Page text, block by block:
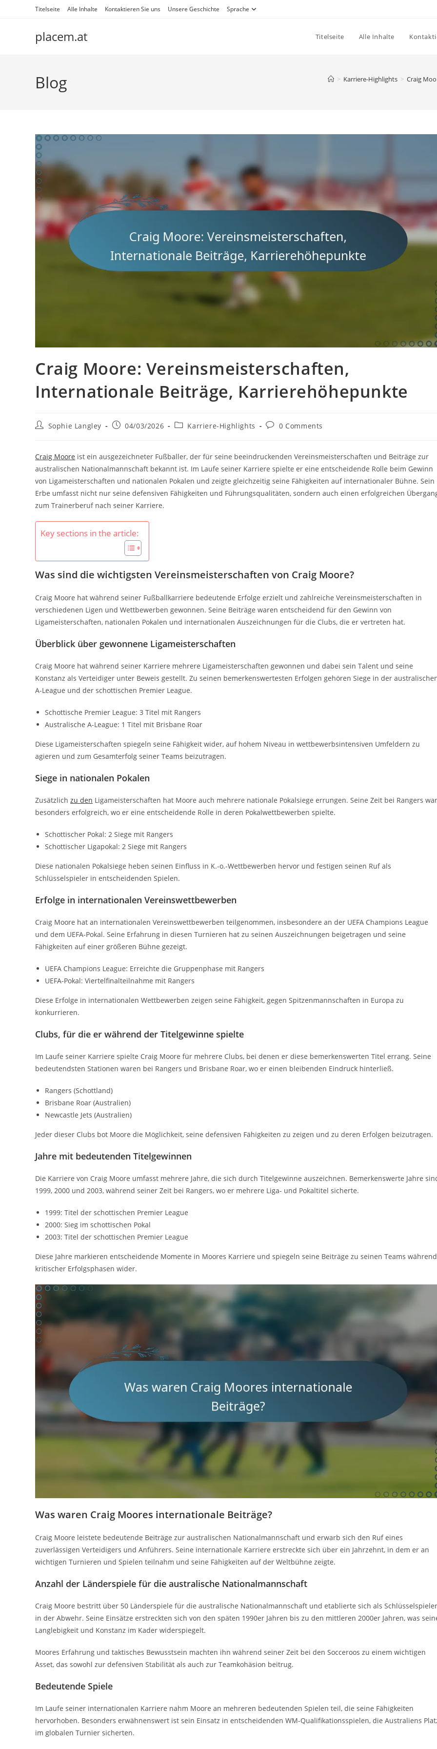
Titelseite Alle Inhalte Kontaktieren Sie uns Unsere Geschichte Sprache
placem.at Titelseite Alle Inhalte
Blog > Karriere-Highlights > Craig
Craig Moore: Vereinsmeisterschaften,
Internationale Beiträge, Karrierehöhepunkte
PostSophie Langley
Post04/03/2026
PostKarriere-Highlights
Post0 Comments
Craig Moore ist ein ausgezeichneter Fußballer, der für seine beeindruckenden Vereinsmeisterschaften und Beiträge zur
australischen Nationalmannschaft bekannt ist. Im Laufe seiner Karriere spielte er eine entscheidende Rolle beim Gewinn
von Ligameisterschaften und nationalen Pokalen und zeigte gleichzeitig seine Fähigkeiten auf internationaler Bühne. Sein
Erbe umfasst nicht nur seine defensiven Fähigkeiten und Führungsqualitäten, sondern auch einen erfolgreichen
zum Trainerberuf nach seiner Karriere.
Key sections in the article:
Was sind die wichtigsten Vereinsmeisterschaften von Craig Moore?
Craig Moore hat während seiner Fußballkarriere bedeutende Erfolge erzielt und zahlreiche Vereinsmeisterschaften in
verschiedenen Ligen und Wettbewerben gewonnen. Seine Beiträge waren entscheidend für den Gewinn von
Ligameisterschaften, nationalen Pokalen und internationalen Auszeichnungen für die Clubs, die er vertreten hat.
Überblick über gewonnene Ligameisterschaften
Craig Moore hat während seiner Karriere mehrere Ligameisterschaften gewonnen und dabei sein Talent und seine
Konstanz als Verteidiger unter Beweis gestellt. Zu seinen bemerkenswertesten Erfolgen gehören Siege in der
A-League und der schottischen Premier League.
Schottische Premier League: 3 Titel mit Rangers
Australische A-League: 1 Titel mit Brisbane Roar
Diese Ligameisterschaften spiegeln seine Fähigkeit wider, auf hohem Niveau in wettbewerbsintensiven Umfeldern zu
agieren und zum Gesamterfolg seiner Teams beizutragen.
Siege in nationalen Pokalen
Zusätzlich zu den Ligameisterschaften hat Moore auch mehrere nationale Pokalsiege errungen. Seine Zeit bei Rangers war
besonders erfolgreich, wo er eine entscheidende Rolle in deren Pokalwettbewerben spielte.
Schottischer Pokal: 2 Siege mit Rangers
Schottischer Ligapokal: 2 Siege mit Rangers
Diese nationalen Pokalsiege heben seinen Einfluss in K.-o.-Wettbewerben hervor und festigen seinen Ruf als
Schlüsselspieler in entscheidenden Spielen.
Erfolge in internationalen Vereinswettbewerben
Craig Moore hat an internationalen Vereinswettbewerben teilgenommen, insbesondere an der UEFA Champions League
und dem UEFA-Pokal. Seine Erfahrung in diesen Turnieren hat zu seinen Auszeichnungen beigetragen und seine
Fähigkeiten auf einer größeren Bühne gezeigt.
UEFA Champions League: Erreichte die Gruppenphase mit Rangers
UEFA-Pokal: Viertelfinalteilnahme mit Rangers
Diese Erfolge in internationalen Wettbewerben zeigen seine Fähigkeit, gegen Spitzenmannschaften in Europa zu
konkurrieren.
Clubs, für die er während der Titelgewinne spielte
Im Laufe seiner Karriere spielte Craig Moore für mehrere Clubs, bei denen er diese bemerkenswerten Titel errang. Seine
bedeutendsten Stationen waren bei Rangers und Brisbane Roar, wo er einen bleibenden Eindruck hinterließ.
Rangers (Schottland)
Brisbane Roar (Australien)
Newcastle Jets (Australien)
Jeder dieser Clubs bot Moore die Möglichkeit, seine defensiven Fähigkeiten zu zeigen und zu deren Erfolgen beizutragen.
Jahre mit bedeutenden Titelgewinnen
Die Karriere von Craig Moore umfasst mehrere Jahre, die sich durch Titelgewinne auszeichnen. Bemerkenswerte Jahre
1999, 2000 und 2003, während seiner Zeit bei Rangers, wo er mehrere Liga- und Pokaltitel sicherte.
1999: Titel der schottischen Premier League
2000: Sieg im schottischen Pokal
2003: Titel der schottischen Premier League
Diese Jahre markieren entscheidende Momente in Moores Karriere und spiegeln seine Beiträge zu seinen Teams während
kritischer Erfolgsphasen wider.
Was waren Craig Moores internationale Beiträge?
Craig Moore leistete bedeutende Beiträge zur australischen Nationalmannschaft und erwarb sich den Ruf eines
zuverlässigen Verteidigers und Anführers. Seine internationale Karriere erstreckte sich über ein Jahrzehnt, in dem er an
wichtigen Turnieren und Spielen teilnahm und seine Fähigkeiten auf der Weltbühne zeigte.
Anzahl der Länderspiele für die australische Nationalmannschaft
Craig Moore bestritt über 50 Länderspiele für die australische Nationalmannschaft und etablierte sich als Schlüsselspieler
in der Abwehr. Seine Einsätze erstreckten sich von den späten 1990er Jahren bis zu den mittleren 2000er Jahren, was
Langlebigkeit und Konstanz im Kader widerspiegelt.
Moores Erfahrung und taktisches Bewusstsein machten ihn während seiner Zeit bei den Socceroos zu einem wichtigen
Asset, das sowohl zur defensiven Stabilität als auch zur Teamkohäsion beitrug.
Bedeutende Spiele
Im Laufe seiner internationalen Karriere nahm Moore an mehreren bedeutenden Spielen teil, die seine Fähigkeiten
hervorhoben. Besonders erwähnenswert ist sein Einsatz in entscheidenden WM-Qualifikationsspielen, die Australiens
im globalen Turnier sicherten.